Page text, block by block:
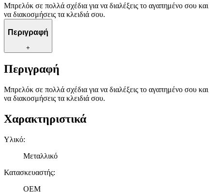
Μπρελόκ σε πολλά σχέδια για να διαλέξεις το αγαπημένο σου και
να διακοσμήσεις τα κλειδιά σου.
Περιγραφή
+
Περιγραφή
Μπρελόκ σε πολλά σχέδια για να διαλέξεις το αγαπημένο σου και
να διακοσμήσεις τα κλειδιά σου.
Χαρακτηριστικά
Υλικό:
Μεταλλικό
Κατασκευαστής:
OEM